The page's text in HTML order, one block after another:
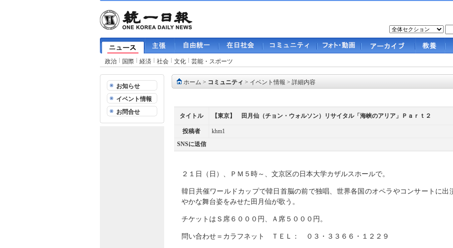
政治 国際 経済 社会 文化 芸能・スポーツ
お知らせ
イベント情報
お問合せ
ホーム > コミュニティ > イベント情報 > 詳細内容
タイトル 【東京】 田月仙（チョン・ウォルソン）リサイタル「海峡のアリア」Ｐａｒｔ２
投稿者 khm1
SNSに送信
２１日（日）、ＰＭ５時～、文京区の日本大学カザルスホールで。
韓日共催ワールドカップで韓日首脳の前で独唱、世界各国のオペラやコンサートに出
やかな舞台姿をみせた田月仙が歌う。
チケットはＳ席６０００円、Ａ席５０００円。
問い合わせ＝カラフネット ＴＥＬ： ０３・３３６６・１２２９